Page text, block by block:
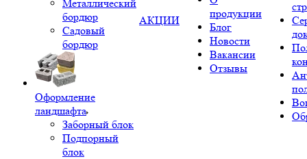
Металлический
бордюр
Садовый
бордюр
Оформление
ландшафта
Заборный блок
Подпорный
блок
АКЦИИ
продукции
Блог
Новости
Вакансии
Отзывы